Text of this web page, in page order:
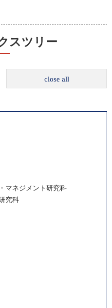
スツリー
close all
マネジメント研究科
究科